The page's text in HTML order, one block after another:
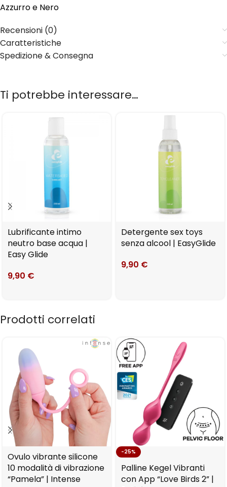
Azzurro e Nero
Recensioni (0)
Caratteristiche
Spedizione & Consegna
Ti potrebbe interessare…
Lubrificante intimo
neutro base acqua |
Easy Glide
9,90 €
Detergente sex toys
senza alcool | EasyGlide
9,90 €
Prodotti correlati
Ovulo vibrante silicone
10 modalità di vibrazione
“Pamela” | Intense
-25%
Palline Kegel Vibranti
con App “Love Birds 2” |